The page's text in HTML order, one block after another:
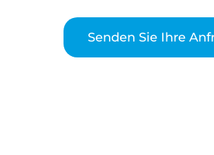
Senden Sie Ihre